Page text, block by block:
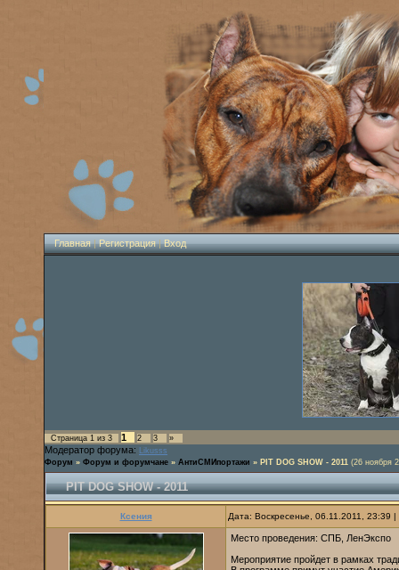
Главная|Регистрация|Вход
Страница 1 из 3 1 2 3 »
Модератор форума: Likusss
Форум » Форум и форумчане » АнтиСМИпортажи » PIT DOG SHOW - 2011 (26 ноября
PIT DOG SHOW - 2011
Ксения Дата: Воскресенье, 06.11.2011,
Место проведения: СПБ, ЛенЭкспо
Мероприятие пройдет в рамках